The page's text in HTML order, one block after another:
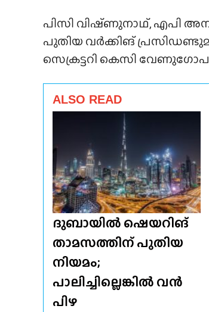
പിസി വിഷ്‌ണുനാഥ്‌, എപി
പുതിയ വർക്കിങ്
സെക്രട്ടറി കെസി
ALSO READ
ദുബായിൽ ഷെയറിങ്
താമസത്തിന് പുതിയ
നിയമം;
പാലിച്ചില്ലെങ്കിൽ വൻ
പിഴ